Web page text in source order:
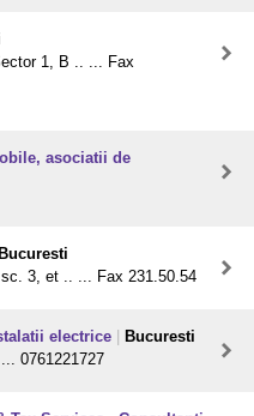
1, B .. ... Fax
asociatii de
Bucuresti
3, et .. ... Fax 231.50.54
electrice
Bucuresti
0761221727